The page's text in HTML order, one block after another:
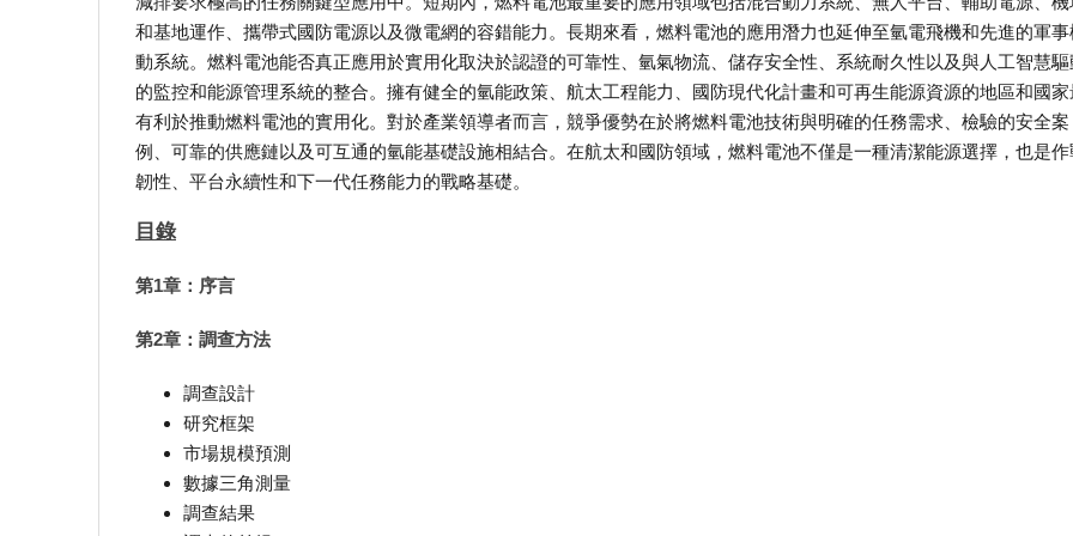
和基地運作、攜帶式國防電源以及微電網的容錯能力。長期來看，燃料電池的應用潛力也延伸至氫電飛機和先進的軍事
動系統。燃料電池能否真正應用於實用化取決於認證的可靠性、氫氣物流、儲存安全性、系統耐久性以及與人工智慧驅
的監控和能源管理系統的整合。擁有健全的氫能政策、航太工程能力、國防現代化計畫和可再生能源資源的地區和國家
有利於推動燃料電池的實用化。對於產業領導者而言，競爭優勢在於將燃料電池技術與明確的任務需求、檢驗的安全案
例、可靠的供應鏈以及可互通的氫能基礎設施相結合。在航太和國防領域，燃料電池不僅是一種清潔能源選擇，也是作
韌性、平台永續性和下一代任務能力的戰略基礎。
目錄
第1章：序言
第2章：調查方法
調查設計
研究框架
市場規模預測
數據三角測量
調查結果